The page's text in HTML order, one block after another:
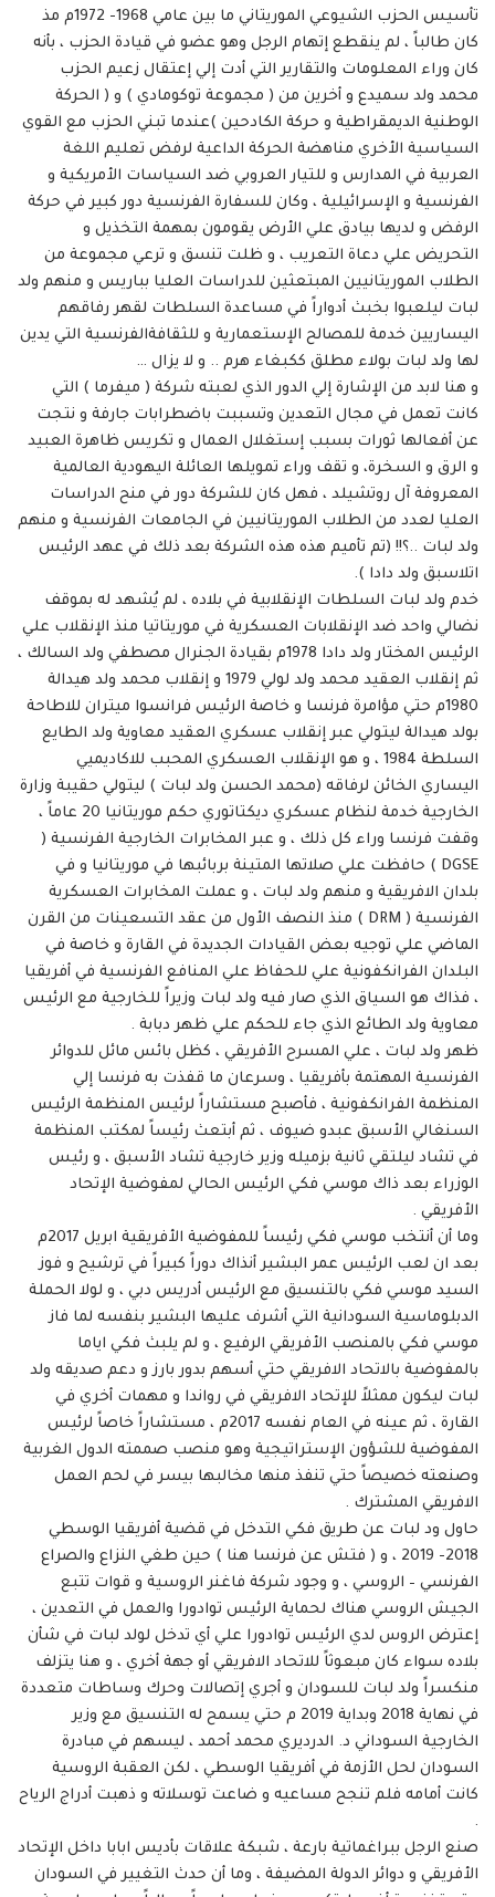
تأسيس الحزب الشيوعي الموريتاني ما بين عامي 1968- 1972م مذ
كان طالباً ، لم ينقطع إتهام الرجل وهو عضو في قيادة الحزب ، بأنه
كان وراء المعلومات والتقارير التي أدت إلي إعتقال زعيم الحزب
محمد ولد سميدع و أخرين من ( مجموعة توكومادي ) و ( الحركة
الوطنية الديمقراطية و حركة الكادحين )عندما تبني الحزب مع القوي
السياسية الأخري مناهضة الحركة الداعية لرفض تعليم اللغة
العربية في المدارس و للتيار العروبي ضد السياسات الأمريكية و
الفرنسية و الإسرائيلية ، وكان للسفارة الفرنسية دور كبير في حركة
الرفض و لديها بيادق علي الأرض يقومون بمهمة التخذيل و
التحريض علي دعاة التعريب ، و ظلت تنسق و ترعي مجموعة من
الطلاب الموريتانيين المبتعثين للدراسات العليا بباريس و منهم ولد
لبات ليلعبوا بخبث أدواراً في مساعدة السلطات لقهر رفاقهم
اليساريين خدمة للمصالح الإستعمارية و للثقافةالفرنسية التي يدين
لها ولد لبات بولاء مطلق ككبغاء هرم .. و لا يزال …
و هنا لابد من الإشارة إلي الدور الذي لعبته شركة ( ميفرما ) التي
كانت تعمل في مجال التعدين وتسببت باضطرابات جارفة و نتجت
عن أفعالها ثورات بسبب إستغلال العمال و تكريس ظاهرة العبيد
و الرق و السخرة، و تقف وراء تمويلها العائلة اليهودية العالمية
المعروفة آل روتشيلد ، فهل كان للشركة دور في منح الدراسات
العليا لعدد من الطلاب الموريتانيين في الجامعات الفرنسية و منهم
ولد لبات ..؟!! (تم تأميم هذه هذه الشركة بعد ذلك في عهد الرئيس
اتلاسبق ولد دادا ).
خدم ولد لبات السلطات الإنقلابية في بلاده ، لم يُشهد له بموقف
نضالي واحد ضد الإنقلابات العسكرية في موريتاتيا منذ الإنقلاب علي
الرئيس المختار ولد دادا 1978م بقيادة الجنرال مصطفي ولد السالك ،
ثم إنقلاب العقيد محمد ولد لولي 1979 و إنقلاب محمد ولد هيدالة
1980م حتي مؤامرة فرنسا و خاصة الرئيس فرانسوا ميتران للاطاحة
بولد هيدالة ليتولي عبر إنقلاب عسكري العقيد معاوية ولد الطايع
السلطة 1984 ، و هو الإنقلاب العسكري المحبب للاكاديميي
اليساري الخائن لرفاقه (محمد الحسن ولد لبات ) ليتولي حقيبة وزارة
الخارجية خدمة لنظام عسكري ديكتاتوري حكم موريتانيا 20 عاماً ،
وقفت فرنسا وراء كل ذلك ، و عبر المخابرات الخارجية الفرنسية (
DGSE ) حافظت علي صلاتها المتينة بربائبها في موريتانيا و في
بلدان الافريقية و منهم ولد لبات ، و عملت المخابرات العسكرية
الفرنسية ( DRM ) منذ النصف الأول من عقد التسعينات من القرن
الماضي علي توجيه بعض القيادات الجديدة في القارة و خاصة في
البلدان الفرانكفونية علي للحفاظ علي المنافع الفرنسية في أفريقيا
، فذاك هو السياق الذي صار فيه ولد لبات وزيراً للخارجية مع الرئيس
معاوية ولد الطائع الذي جاء للحكم علي ظهر دبابة .
ظهر ولد لبات ، علي المسرح الأفريقي ، كظل بائس مائل للدوائر
الفرنسية المهتمة بأفريقيا ، وسرعان ما قفذت به فرنسا إلي
المنظمة الفرانكفونية ، فأصبح مستشاراً لرئيس المنظمة الرئيس
السنغالي الأسبق عبدو ضيوف ، ثم أبتعث رئيساً لمكتب المنظمة
في تشاد ليلتقي ثانية بزميله وزير خارجية تشاد الأسبق ، و رئيس
الوزراء بعد ذاك موسي فكي الرئيس الحالي لمفوضية الإتحاد
الأفريقي .
وما أن أنتخب موسي فكي رئيساً للمفوضية الأفريقية ابريل 2017م
بعد ان لعب الرئيس عمر البشير أنذاك دوراً كبيراً في ترشيح و فوز
السيد موسي فكي بالتنسيق مع الرئيس أدريس دبي ، و لولا الحملة
الدبلوماسية السودانية التي أشرف عليها البشير بنفسه لما فاز
موسي فكي بالمنصب الأفريقي الرفيع ، و لم يلبث فكي اياما
بالمفوضية بالاتحاد الافريقي حتي أسهم بدور بارز و دعم صديقه ولد
لبات ليكون ممثلاً للإتحاد الافريقي في رواندا و مهمات أخري في
القارة ، ثم عينه في العام نفسه 2017م ، مستشاراً خاصاً لرئيس
المفوضية للشؤون الإستراتيجية وهو منصب صممته الدول الغربية
وصنعته خصيصاً حتي تنفذ منها مخالبها بيسر في لحم العمل
الافريقي المشترك .
حاول ود لبات عن طريق فكي التدخل في قضية أفريقيا الوسطي
2018- 2019 ، و ( فتش عن فرنسا هنا ) حين طغي النزاع والصراع
الفرنسي – الروسي ، و وجود شركة فاغنر الروسية و قوات تتبع
الجيش الروسي هناك لحماية الرئيس توادورا والعمل في التعدين ،
إعترض الروس لدي الرئيس توادورا علي أي تدخل لولد لبات في شأن
بلاده سواء كان مبعوثاً للاتحاد الافريقي أو جهة أخري ، و هنا يتزلف
منكسراً ولد لبات للسودان و أجري إتصالات وحرك وساطات متعددة
في نهاية 2018 وبداية 2019 م حتي يسمح له التنسيق مع وزير
الخارجية السوداني د. الدرديري محمد أحمد ، ليسهم في مبادرة
السودان لحل الأزمة في أفريقيا الوسطي ، لكن العقبة الروسية
كانت أمامه فلم تنجح مساعيه و ضاعت توسلاته و ذهبت أدراج الرياح
.
صنع الرجل ببراغماتية بارعة ، شبكة علاقات بأديس ابابا داخل الإتحاد
الأفريقي و دوائر الدولة المضيفة ، وما أن حدث التغيير في السودان